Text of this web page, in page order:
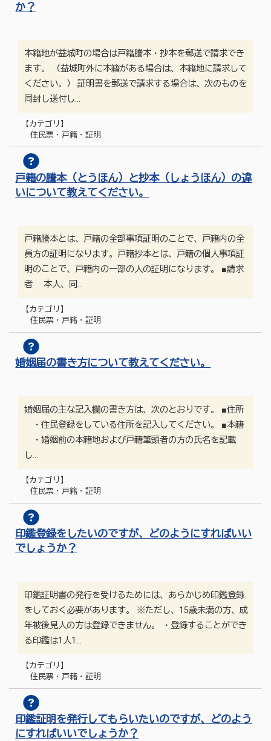
か？
本籍地が益城町の場合は戸籍謄本・抄本を郵送で請求でき
ます。 （益城町外に本籍がある場合は、本籍地に請求して
ください。） 証明書を郵送で請求する場合は、次のものを
同封し送付し…
【カテゴリ】
住民票・戸籍・証明
戸籍の謄本（とうほん）と抄本（しょうほん）の違
いについて教えてください。
戸籍謄本とは、戸籍の全部事項証明のことで、戸籍内の全
員方の証明になります。戸籍抄本とは、戸籍の個人事項証
明のことで、戸籍内の一部の人の証明になります。 ■請求
者 本人、同…
【カテゴリ】
住民票・戸籍・証明
婚姻届の書き方について教えてください。
婚姻届の主な記入欄の書き方は、次のとおりです。 ■住所
・住民登録をしている住所を記入してください。 ■本籍
・婚姻前の本籍地および戸籍筆頭者の方の氏名を記載
し…
【カテゴリ】
住民票・戸籍・証明
印鑑登録をしたいのですが、どのようにすればいい
でしょうか？
印鑑証明書の発行を受けるためには、あらかじめ印鑑登録
をしておく必要があります。 ※ただし、15歳未満の方、成
年被後見人の方は登録できません。 ・登録することができ
る印鑑は1人1…
【カテゴリ】
住民票・戸籍・証明
印鑑証明を発行してもらいたいのですが、どのよう
にすればいいでしょうか？